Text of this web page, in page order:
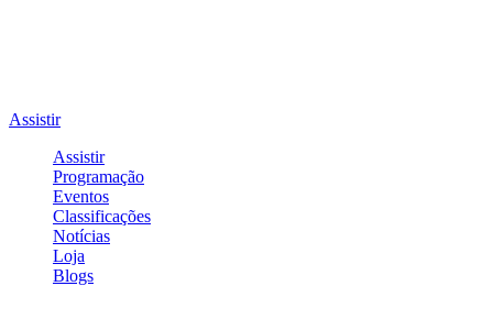
Assistir
Assistir
Programação
Eventos
Classificações
Notícias
Loja
Blogs